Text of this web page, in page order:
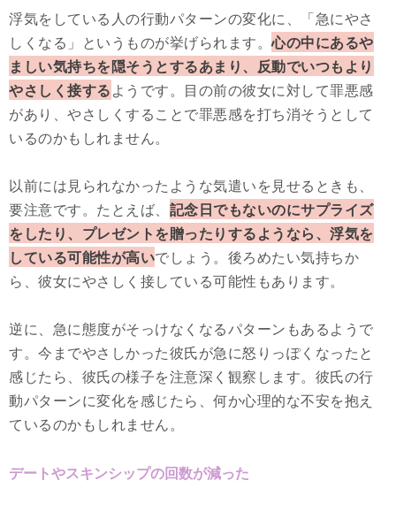
浮気をしている人の行動パターンの変化に、「急にやさ
しくなる」というものが挙げられます。心の中にあるや
ましい気持ちを隠そうとするあまり、反動でいつもより
やさしく接するようです。目の前の彼女に対して罪悪感
があり、やさしくすることで罪悪感を打ち消そうとして
いるのかもしれません。
以前には見られなかったような気遣いを見せるときも、
要注意です。たとえば、 記念日でもないのにサプライズ
をしたり、プレゼントを贈ったりするようなら、浮気を
している可能性が高いでしょう。後ろめたい気持ちか
ら、彼女にやさしく接している可能性もあります。
逆に、急に態度がそっけなくなるパターンもあるようで
す。今までやさしかった彼氏が急に怒りっぽくなったと
感じたら、彼氏の様子を注意深く観察します。彼氏の行
動パターンに変化を感じたら、何か心理的な不安を抱え
ているのかもしれません。
デートやスキンシップの回数が減った